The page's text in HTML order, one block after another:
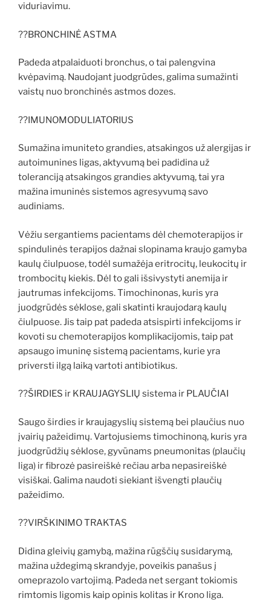
viduriavimu.
??BRONCHINĖ ASTMA
Padeda atpalaiduoti bronchus, o tai palengvina
kvėpavimą. Naudojant juodgrūdes, galima sumažinti
vaistų nuo bronchinės astmos dozes.
??IMUNOMODULIATORIUS
Sumažina imuniteto grandies, atsakingos už alergijas ir
autoimunines ligas, aktyvumą bei padidina už
toleranciją atsakingos grandies aktyvumą, tai yra
mažina imuninės sistemos agresyvumą savo
audiniams.
Vėžiu sergantiems pacientams dėl chemoterapijos ir
spindulinės terapijos dažnai slopinama kraujo gamyba
kaulų čiulpuose, todėl sumažėja eritrocitų, leukocitų ir
trombocitų kiekis. Dėl to gali išsivystyti anemija ir
jautrumas infekcijoms. Timochinonas, kuris yra
juodgrūdės sėklose, gali skatinti kraujodarą kaulų
čiulpuose. Jis taip pat padeda atsispirti infekcijoms ir
kovoti su chemoterapijos komplikacijomis, taip pat
apsaugo imuninę sistemą pacientams, kurie yra
priversti ilgą laiką vartoti antibiotikus.
??ŠIRDIES ir KRAUJAGYSLIŲ sistema ir PLAUČIAI
Saugo širdies ir kraujagyslių sistemą bei plaučius nuo
įvairių pažeidimų. Vartojusiems timochinoną, kuris yra
juodgrūdžių sėklose, gyvūnams pneumonitas (plaučių
liga) ir fibrozė pasireiškė rečiau arba nepasireiškė
visiškai. Galima naudoti siekiant išvengti plaučių
pažeidimo.
??VIRŠKINIMO TRAKTAS
Didina gleivių gamybą, mažina rūgščių susidarymą,
mažina uždegimą skrandyje, poveikis panašus į
omeprazolo vartojimą. Padeda net sergant tokiomis
rimtomis ligomis kaip opinis kolitas ir Krono liga.